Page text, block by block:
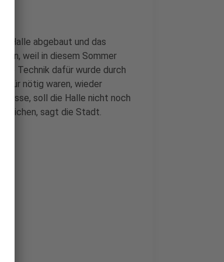
Halle abgebaut und das
weil in diesem Sommer
Technik dafür wurde durch
nötig waren, wieder
soll die Halle nicht noch
reichen, sagt die Stadt.